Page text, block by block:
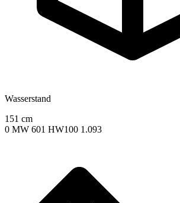
Wasserstand
151 cm
0 MW 601 HW100 1.093